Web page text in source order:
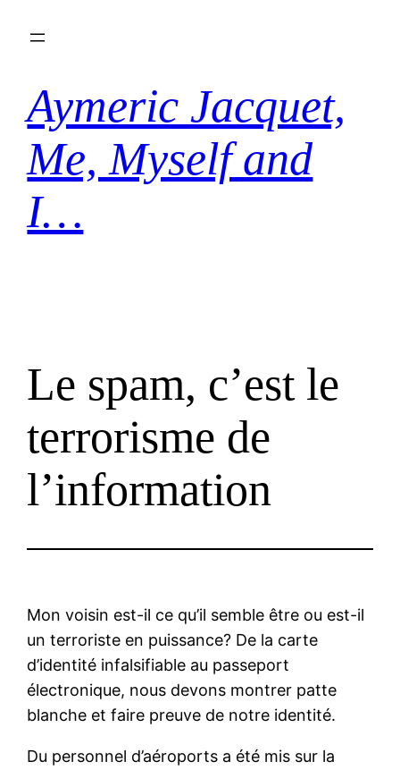
Aymeric Jacquet,
Me, Myself and
I…
Le spam, c’est le
terrorisme de
l’information
Mon voisin est-il ce qu’il semble être ou est-il
un terroriste en puissance? De la carte
d’identité infalsifiable au passeport
électronique, nous devons montrer patte
blanche et faire preuve de notre identité.
Du personnel d’aéroports a été mis sur la